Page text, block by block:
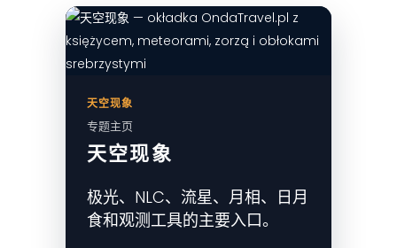
天空现象
专题主页
天空现象
极光、NLC、流星、月相、日月
食和观测工具的主要入口。